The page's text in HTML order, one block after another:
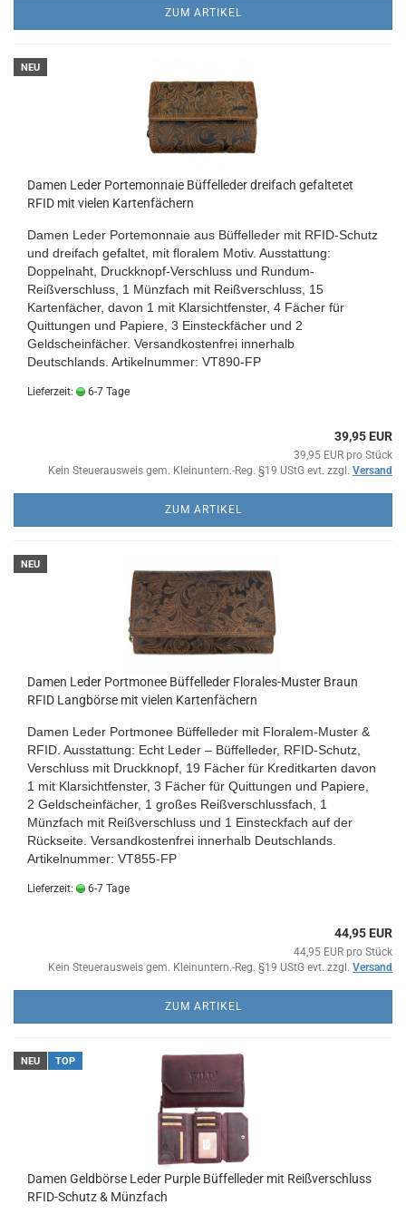
ZUM ARTIKEL
NEU
Damen Leder Portemonnaie Büffelleder dreifach gefaltetet
RFID mit vielen Kartenfächern
Damen Leder Portemonnaie aus Büffelleder mit RFID-Schutz
und dreifach gefaltet, mit floralem Motiv. Ausstattung:
Doppelnaht, Druckknopf-Verschluss und Rundum-
Reißverschluss, 1 Münzfach mit Reißverschluss, 15
Kartenfächer, davon 1 mit Klarsichtfenster, 4 Fächer für
Quittungen und Papiere, 3 Einsteckfächer und 2
Geldscheinfächer. Versandkostenfrei innerhalb
Deutschlands. Artikelnummer: VT890-FP
Lieferzeit: 6-7 Tage
39,95 EUR
39,95 EUR pro Stück
Kein Steuerausweis gem. Kleinuntern.-Reg. §19 UStG evt. zzgl. Versand
ZUM ARTIKEL
NEU
Damen Leder Portmonee Büffelleder Florales-Muster Braun
RFID Langbörse mit vielen Kartenfächern
Damen Leder Portmonee Büffelleder mit Floralem-Muster &
RFID. Ausstattung: Echt Leder – Büffelleder, RFID-Schutz,
Verschluss mit Druckknopf, 19 Fächer für Kreditkarten davon
1 mit Klarsichtfenster, 3 Fächer für Quittungen und Papiere,
2 Geldscheinfächer, 1 großes Reißverschlussfach, 1
Münzfach mit Reißverschluss und 1 Einsteckfach auf der
Rückseite. Versandkostenfrei innerhalb Deutschlands.
Artikelnummer: VT855-FP
Lieferzeit: 6-7 Tage
44,95 EUR
44,95 EUR pro Stück
Kein Steuerausweis gem. Kleinuntern.-Reg. §19 UStG evt. zzgl. Versand
ZUM ARTIKEL
NEU TOP
Damen Geldbörse Leder Purple Büffelleder mit Reißverschluss
RFID-Schutz & Münzfach